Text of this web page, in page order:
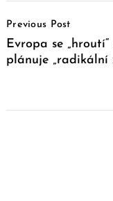
Navigation
Previous Post
Evropa se „hroutí“
plánuje „radikální